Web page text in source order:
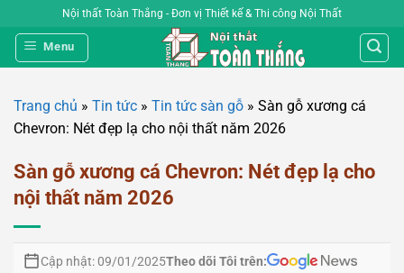
qua
nội
Nội thất Toàn Thắng - Đơn vị Thiết kế & Thi công Nội Thất
Menu
Trang chủ » Tin tức » Tin tức sàn gỗ » Sàn gỗ xương cá
Chevron: Nét đẹp lạ cho nội thất năm 2026
Sàn gỗ xương cá Chevron: Nét đẹp lạ cho
nội thất năm 2026
Cập nhật: 09/01/2025Theo dõi Tôi trên: